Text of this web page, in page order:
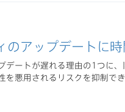
のアップデートに
デートが遅れる理由の1つに
を悪用されるリスクを抑制で